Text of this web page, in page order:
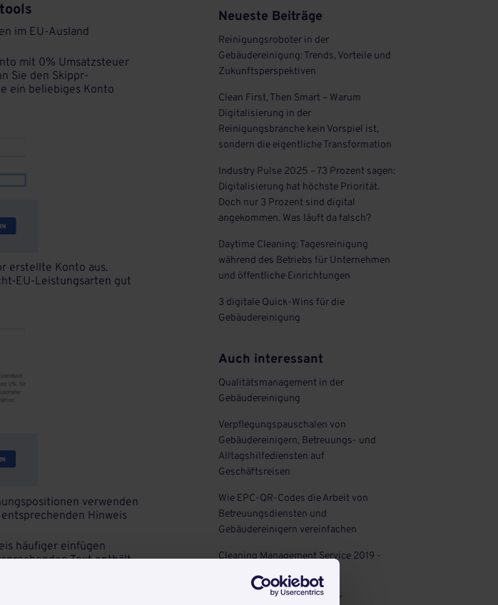
im EU-Ausland
mit 0% Umsatzsteuer
Sie den Skippr-
ein beliebiges Konto
erstellte Konto aus.
EU-Leistungsarten gut
verwenden
Hinweis
häufiger einfügen
Text enthält.
Ausland zu und Sie
Neueste Beiträge
Reinigungsroboter in der
Gebäudereinigung: Trends, Vorteile und
Zukunftsperspektiven
Clean First, Then Smart – Warum
Digitalisierung in der
Reinigungsbranche kein Vorspiel ist,
sondern die eigentliche Transformation
Industry Pulse 2025 – 73 Prozent sagen:
Digitalisierung hat höchste Priorität.
Doch nur 3 Prozent sind digital
angekommen. Was läuft da falsch?
Daytime Cleaning: Tagesreinigung
während des Betriebs für Unternehmen
und öffentliche Einrichtungen
3 digitale Quick-Wins für die
Gebäudereinigung
Auch interessant
Qualitätsmanagement in der
Gebäudereinigung
Verpflegungspauschalen von
Gebäudereinigern, Betreuungs- und
Alltagshilfediensten auf
Geschäftsreisen
Wie EPC-QR-Codes die Arbeit von
Betreuungsdiensten und
Gebäudereinigern vereinfachen
Cleaning Management Service 2019 -
Raumbücher: Grundlage der